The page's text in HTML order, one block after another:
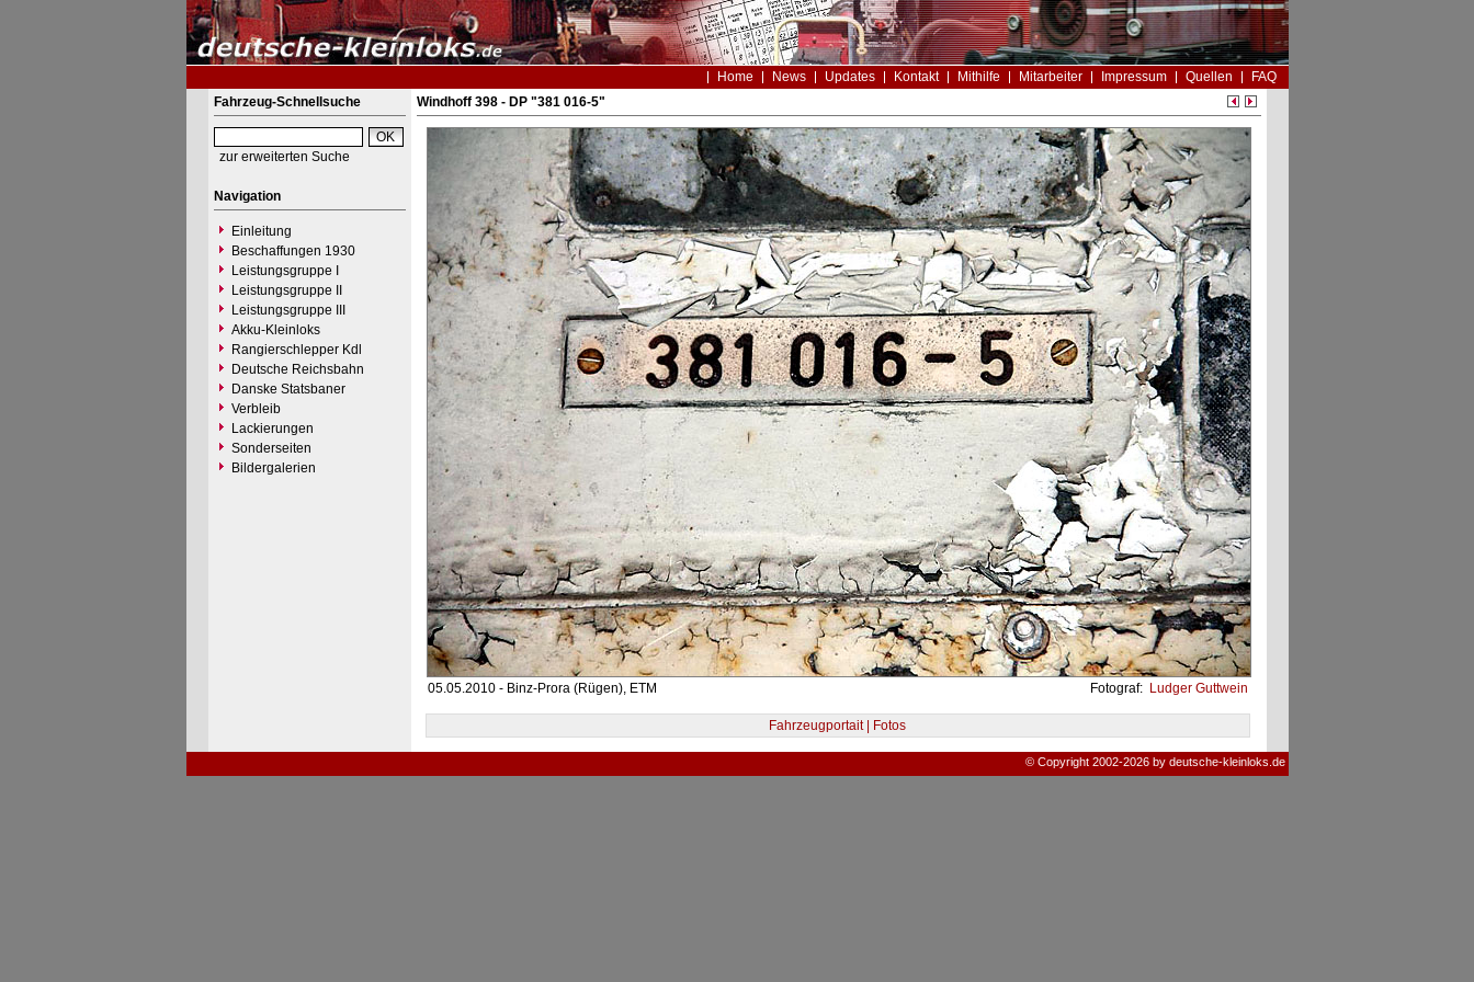
Home News Updates Kontakt Mithilfe Mitarbeiter Impressum Quellen
FAQ
Fahrzeug-Schnellsuche
zur erweiterten Suche
Navigation
Einleitung
Beschaffungen 1930
Leistungsgruppe I
Leistungsgruppe II
Leistungsgruppe III
Akku-Kleinloks
Rangierschlepper Kdl
Deutsche Reichsbahn
Danske Statsbaner
Verbleib
Lackierungen
Sonderseiten
Bildergalerien
Windhoff 398 - DP "381 016-5"
05.05.2010 - Binz-Prora (Rügen), ETM Fotograf: Ludger Guttwein
Fahrzeugportait | Fotos
© Copyright 2002-2026 by deutsche-kleinloks.de